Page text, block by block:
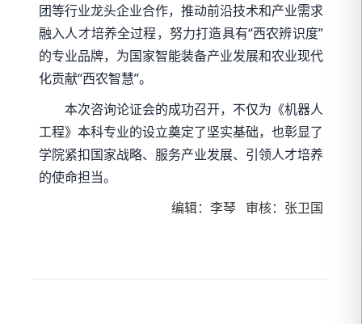
团等行业龙头企业合作，推动前沿技术和产业需求
融入人才培养全过程，努力打造具有“西农辨识度”
的专业品牌，为国家智能装备产业发展和农业现代
化贡献“西农智慧”。
本次咨询论证会的成功召开，不仅为《机器人
工程》本科专业的设立奠定了坚实基础，也彰显了
学院紧扣国家战略、服务产业发展、引领人才培养
的使命担当。
编辑：李琴 审核：张卫国